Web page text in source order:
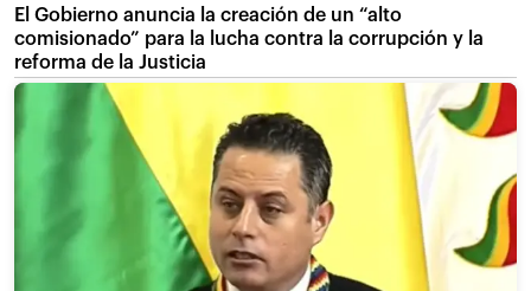
El Gobierno anuncia la creación de un “alto
comisionado” para la lucha contra la corrupción y la
reforma de la Justicia